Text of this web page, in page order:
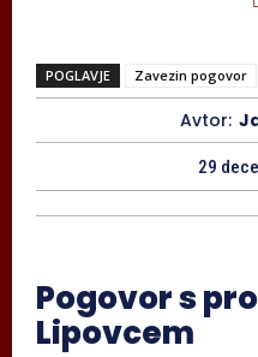
POGLAVJE Zavezin pogovor
Avtor:
29
Pogovor s
Lipovcem